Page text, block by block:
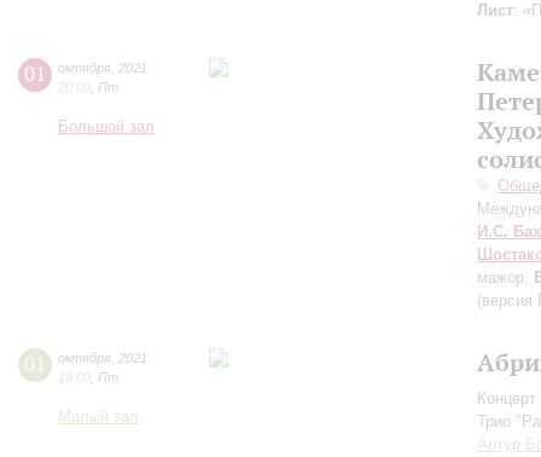
Лист:
01 октября 2021
20:00 Пт
Большой зал
И.С. Бах
мажор;
(версия
01 октября 2021
19:00 Пт
Малый зал
Трио
Артур